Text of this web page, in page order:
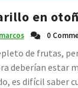
en
marcos 0
de frutas,
deberían estar
es difícil saber